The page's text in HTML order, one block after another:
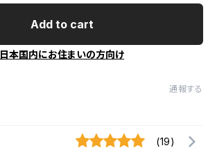
Add to cart
日本国内にお住まいの方向け
通報する
(19)